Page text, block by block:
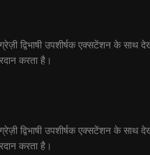
द्विभाषी उपशीर्षक एक्सटेंशन के
करता है।
द्विभाषी उपशीर्षक एक्सटेंशन के
करता है।